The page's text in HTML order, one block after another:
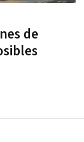
de